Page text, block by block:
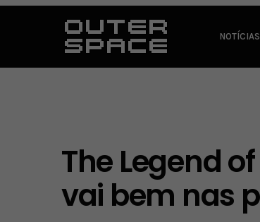
NOTÍCIAS
The Legend
vai bem nas